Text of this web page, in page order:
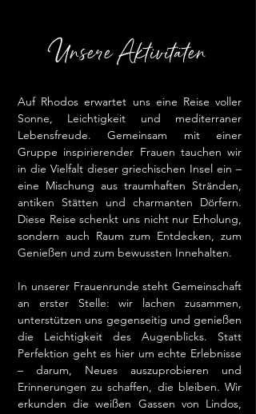
Unsere Aktivitäten
Auf Rhodos erwartet uns eine Reise voller
Sonne, Leichtigkeit und mediterraner
Lebensfreude. Gemeinsam mit einer
Gruppe inspirierender Frauen tauchen wir
in die Vielfalt dieser griechischen Insel ein –
eine Mischung aus traumhaften Stränden,
antiken Stätten und charmanten Dörfern.
Diese Reise schenkt uns nicht nur Erholung,
sondern auch Raum zum Entdecken, zum
Genießen und zum bewussten Innehalten.
In unserer Frauenrunde steht Gemeinschaft
an erster Stelle: wir lachen zusammen,
unterstützen uns gegenseitig und genießen
die Leichtigkeit des Augenblicks. Statt
Perfektion geht es hier um echte Erlebnisse
– darum, Neues auszuprobieren und
Erinnerungen zu schaffen, die bleiben. Wir
erkunden die weißen Gassen von Lindos,